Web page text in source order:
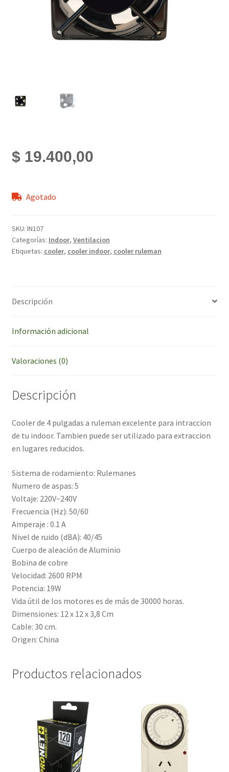
$19.400,00
Agotado
SKU: IN107
Categorías: Indoor, Ventilacion
Etiquetas: cooler, cooler indoor, cooler ruleman
Descripción
Información adicional
Valoraciones (0)
Descripción
Cooler de 4 pulgadas a ruleman excelente para intraccion
de tu indoor. Tambien puede ser utilizado para extraccion
en lugares reducidos.
Sistema de rodamiento: Rulemanes
Numero de aspas: 5
Voltaje: 220V~240V
Frecuencia (Hz): 50/60
Amperaje : 0.1 A
Nivel de ruido (dBA): 40/45
Cuerpo de aleación de Aluminio
Bobina de cobre
Velocidad: 2600 RPM
Potencia: 19W
Vida útil de los motores es de más de 30000 horas.
Dimensiones: 12 x 12 x 3,8 Cm
Cable: 30 cm.
Origen: China
Productos relacionados